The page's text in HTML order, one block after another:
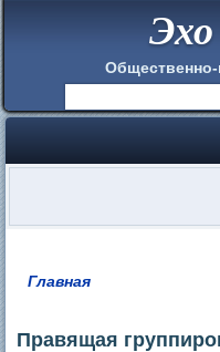
Общественно-
Главная
Правящая